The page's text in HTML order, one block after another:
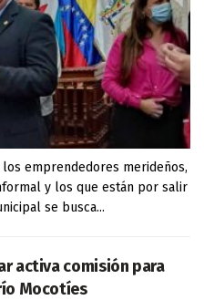
emprendedores merideños,
y los que están por salir
se busca...
activa comisión para
Mocotíes